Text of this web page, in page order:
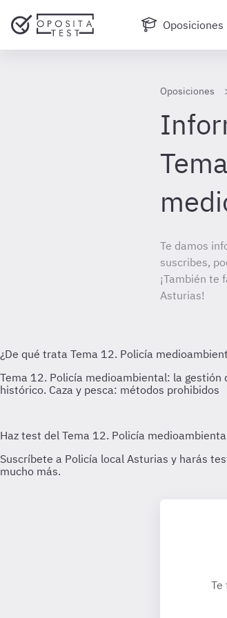
Oposiciones
Oposiciones
Te damos
suscribes,
¡También te
Asturias!
Te